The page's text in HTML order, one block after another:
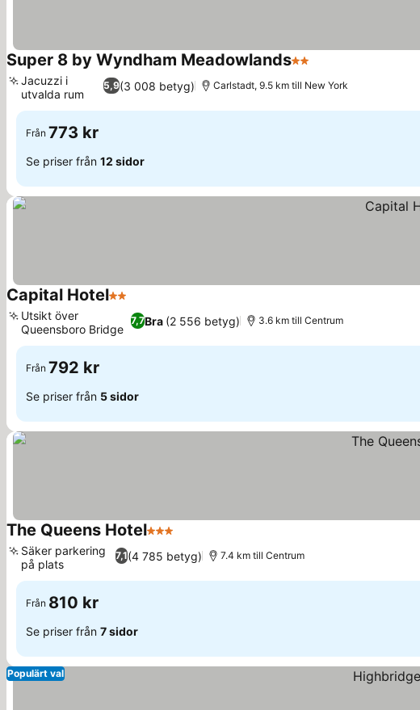
Super 8 by Wyndham Meadowlands2 Stjärnor
5,9(3 008 betyg)
Jacuzzi i
utvalda rum
Carlstadt, 9.5 km till New York
Från 773 kr
Se priser från 12 sidor
Capital Hotel2 Stjärnor
7,7Bra (2 556 betyg)
Utsikt över
Queensboro Bridge
3.6 km till Centrum
Från 792 kr
Se priser från 5 sidor
The Queens Hotel3 Stjärnor
7,1(4 785 betyg)
Säker parkering
på plats
7.4 km till Centrum
Från 810 kr
Se priser från 7 sidor
Populärt val